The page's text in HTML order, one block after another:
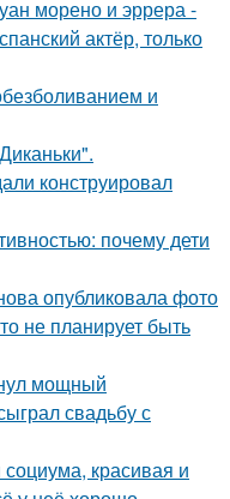
морено и эррера -
актёр, только
и
конструировал
почему дети
опубликовала фото
не планирует быть
мощный
свадьбу с
красивая и